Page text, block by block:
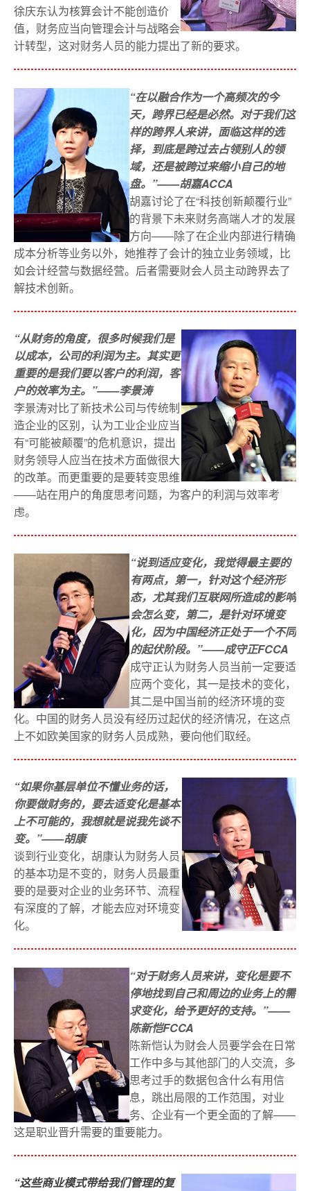
徐庆东认为核算会计不能创造价
值，财务应当向管理会计与战略会
计转型，这对财务人员的能力提出了新的要求。
“在以融合作为一个高频次的今
天，跨界已经是必然。对于我们这
样的跨界人来讲，面临这样的选
择，到底是跨过去占领别人的领
域，还是被跨过来缩小自己的地
盘。”——胡嘉ACCA
胡嘉讨论了在“科技创新颠覆行业”
的背景下未来财务高端人才的发展
方向——除了在企业内部进行精确
成本分析等业务以外，她推荐了会计的独立业务领域，比
如会计经营与数据经营。后者需要财会人员主动跨界去了
解技术创新。
“从财务的角度，很多时候我们是
以成本，公司的利润为主。其实更
重要的是我们要以客户的利润，客
户的效率为主。”——李景涛
李景涛对比了新技术公司与传统制
造企业的区别，认为工业企业应当
有“可能被颠覆”的危机意识，提出
财务领导人应当在技术方面做很大
的改革。而更重要的是要转变思维
——站在用户的角度思考问题，为客户的利润与效率考
虑。
“说到适应变化，我觉得最主要的
有两点，第一，针对这个经济形
态，尤其我们互联网所造成的影响
会怎么变，第二，是针对环境变
化，因为中国经济正处于一个不同
的起伏阶段。”——成守正FCCA
成守正认为财务人员当前一定要适
应两个变化，其一是技术的变化，
其二是中国当前的经济环境的变
化。中国的财务人员没有经历过起伏的经济情况，在这点
上不如欧美国家的财务人员成熟，要向他们取经。
“如果你基层单位不懂业务的话，
你要做财务的，要去适变化是基本
上不可能的，我想就是说我先谈不
变。”——胡康
谈到行业变化，胡康认为财务人员
的基本功是不变的，财务人员最重
要的是要对企业的业务环节、流程
有深度的了解，才能去应对环境变
化。
“对于财务人员来讲，变化是要不
停地找到自己和周边的业务上的需
求变化，给予更好的支持。”——
陈新恺FCCA
陈新恺认为财会人员要学会在日常
工作中多与其他部门的人交流，多
思考过手的数据包含什么有用信
息，跳出局限的工作范围，对业
务、企业有一个更全面的了解——
这是职业晋升需要的重要能力。
“这些商业模式带给我们管理的复